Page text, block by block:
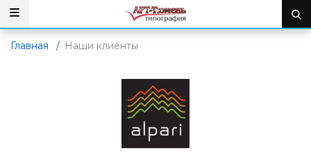
Главная / Наши клиенты